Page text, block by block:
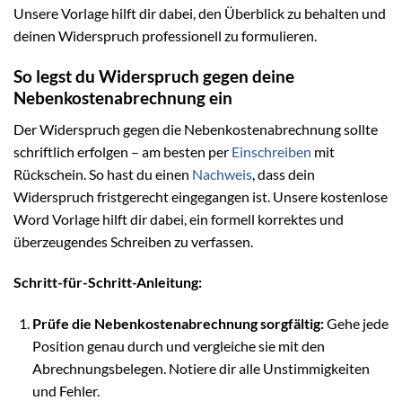
Unsere Vorlage hilft dir dabei, den Überblick zu behalten und
deinen Widerspruch professionell zu formulieren.
So legst du Widerspruch gegen deine
Nebenkostenabrechnung ein
Der Widerspruch gegen die Nebenkostenabrechnung sollte
schriftlich erfolgen – am besten per Einschreiben mit
Rückschein. So hast du einen Nachweis , dass dein
Widerspruch fristgerecht eingegangen ist. Unsere kostenlose
Word Vorlage hilft dir dabei, ein formell korrektes und
überzeugendes Schreiben zu verfassen.
Schritt-für-Schritt-Anleitung:
Prüfe die Nebenkostenabrechnung sorgfältig:Gehe jede
Position genau durch und vergleiche sie mit den
Abrechnungsbelegen. Notiere dir alle Unstimmigkeiten
und Fehler.